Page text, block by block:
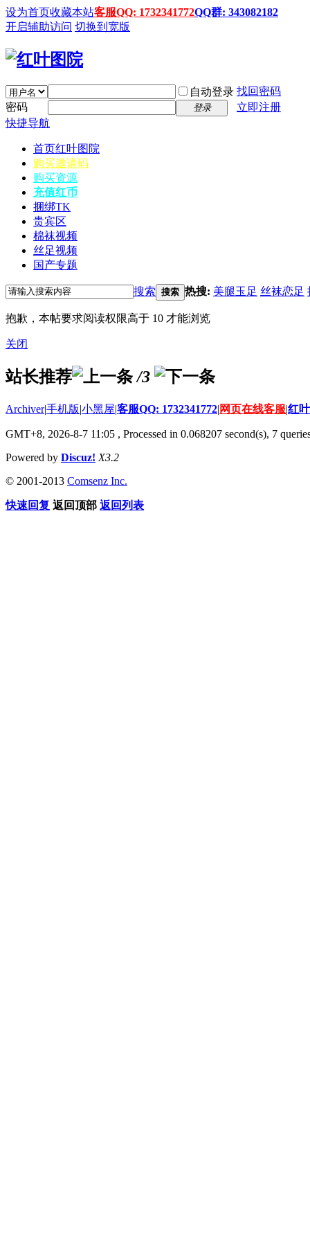
设为首页收藏本站客服QQ: 1732341772QQ群: 343082182
开启辅助访问 切换到宽版
自动登录 找回密码
密码
登录
立即注册
快捷导航
首页红叶图院
购买邀请码
购买资源
充值红币
捆绑TK
贵宾区
棉袜视频
丝足视频
国产专题
搜索 搜索 热搜: 美腿玉足 丝袜恋足
抱歉，本帖要求阅读权限高于 10 才能浏览
关闭
站长推荐 /3
Archiver|手机版|小黑屋|客服QQ: 1732341772| 网页在线客服|红
GMT+8, 2026-8-7 11:05 , Processed in 0.068207 second(s), 7
Powered by Discuz! X3.2
© 2001-2013 Comsenz Inc.
快速回复 返回顶部 返回列表